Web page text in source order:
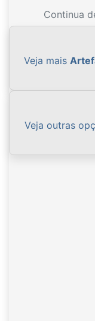
Continua
Veja mais
Veja outras